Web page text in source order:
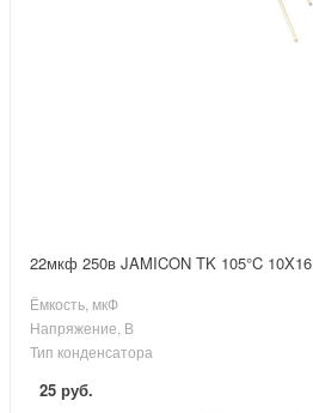
22мкф 250в JAMICON TK 105°C 10X16
Ёмкость, мкФ
Напряжение, В
Тип конденсатора
25 руб.